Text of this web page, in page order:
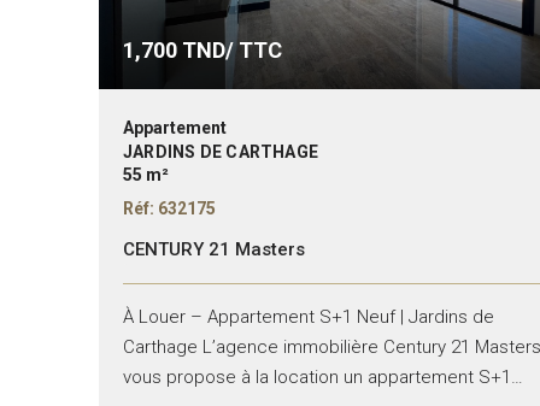
1,700 TND/ TTC
Appartement
JARDINS DE CARTHAGE
55 m²
Réf: 632175
CENTURY 21 Masters
À Louer – Appartement S+1 Neuf | Jardins de
Carthage L’agence immobilière Century 21 Masters
vous propose à la location un appartement S+1